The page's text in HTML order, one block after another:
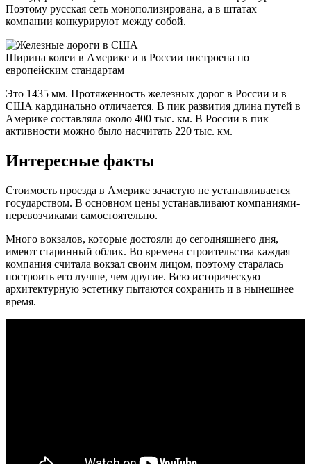
Поэтому русская сеть монополизирована, а в штатах
компании конкурируют между собой.
Ширина колеи в Америке и в России построена по
европейским стандартам
Это 1435 мм. Протяженность железных дорог в России и в
США кардинально отличается. В пик развития длина путей в
Америке составляла около 400 тыс. км. В России в пик
активности можно было насчитать 220 тыс. км.
Интересные факты
Стоимость проезда в Америке зачастую не устанавливается
государством. В основном цены устанавливают компаниями-
перевозчиками самостоятельно.
Много вокзалов, которые достояли до сегодняшнего дня,
имеют старинный облик. Во времена строительства каждая
компания считала вокзал своим лицом, поэтому старалась
построить его лучше, чем другие. Всю историческую
архитектурную эстетику пытаются сохранить и в нынешнее
время.